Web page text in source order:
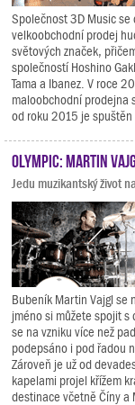
Společnost 3D Music se
velkoobchodní prodej
světových značek,
společností Hoshino
Tama a Ibanez. V roce
maloobchodní prodejna
od roku 2015 je spuštěn
Olympic: Martin
Jedu muzikantský život
Bubeník Martin Vajgl se
jméno si můžete spojit
se na vzniku více než
podepsáno i pod řadou
Zároveň je už od
kapelami projel křížem
destinace včetně Číny a